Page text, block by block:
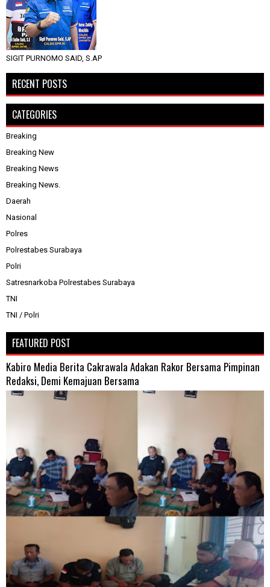
SIGIT PURNOMO SAID, S.AP
RECENT POSTS
CATEGORIES
Breaking
Breaking New
Breaking News
Breaking News.
Daerah
Nasional
Polres
Polrestabes Surabaya
Polri
Satresnarkoba Polrestabes Surabaya
TNI
TNI / Polri
FEATURED POST
Kabiro Media Berita Cakrawala Adakan Rakor Bersama Pimpinan
Redaksi, Demi Kemajuan Bersama